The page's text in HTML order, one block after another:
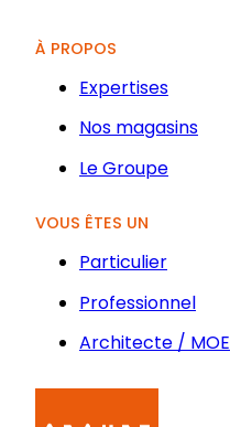
À PROPOS
Expertises
Nos magasins
Le Groupe
VOUS ÊTES UN
Particulier
Professionnel
Architecte / MOE